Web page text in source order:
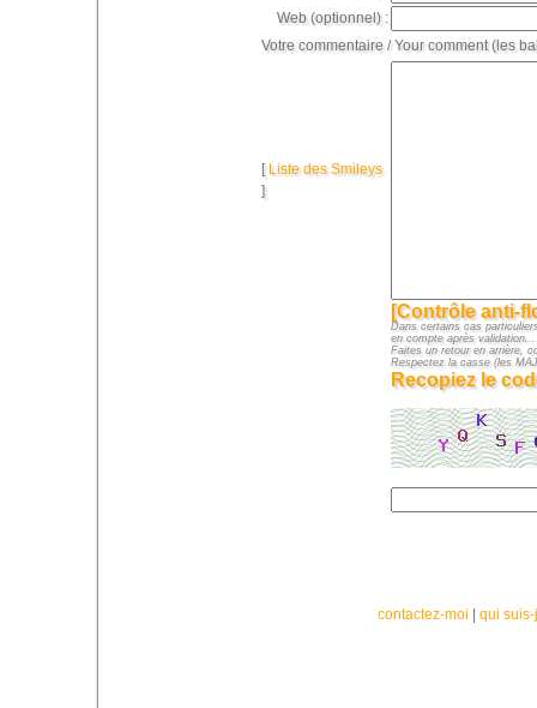
Web (optionnel) :
Votre commentaire / Your comment (les
[ Liste des Smileys
]
[Contrôle anti-
Dans certains cas
en compte après
Faites un retour en arrière,
Respectez la casse (les
Recopiez le
contactez-moi qui